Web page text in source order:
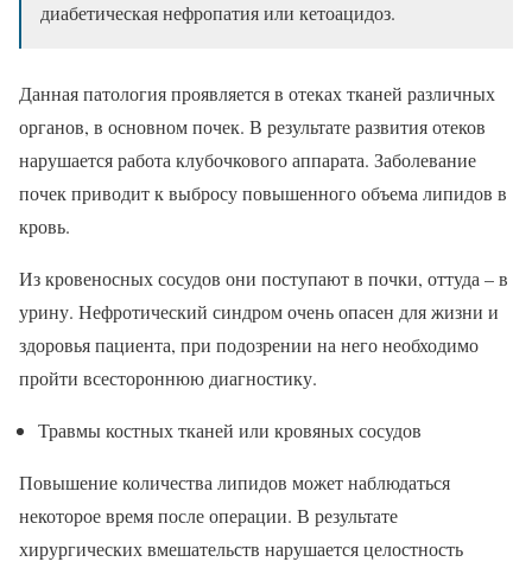
диабетическая нефропатия или кетоацидоз.
Данная патология проявляется в отеках тканей различных
органов, в основном почек. В результате развития отеков
нарушается работа клубочкового аппарата. Заболевание
почек приводит к выбросу повышенного объема липидов в
кровь.
Из кровеносных сосудов они поступают в почки, оттуда – в
урину. Нефротический синдром очень опасен для жизни и
здоровья пациента, при подозрении на него необходимо
пройти всестороннюю диагностику.
Травмы костных тканей или кровяных сосудов
Повышение количества липидов может наблюдаться
некоторое время после операции. В результате
хирургических вмешательств нарушается целостность